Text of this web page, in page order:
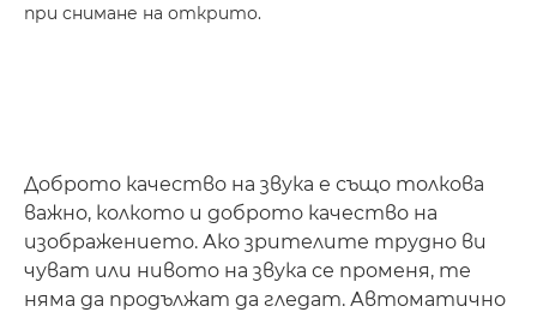
при снимане на открито.
Доброто качество на звука е също толкова
важно, колкото и доброто качество на
изображението. Ако зрителите трудно ви
чуват или нивото на звука се променя, те
няма да продължат да гледат. Автоматично